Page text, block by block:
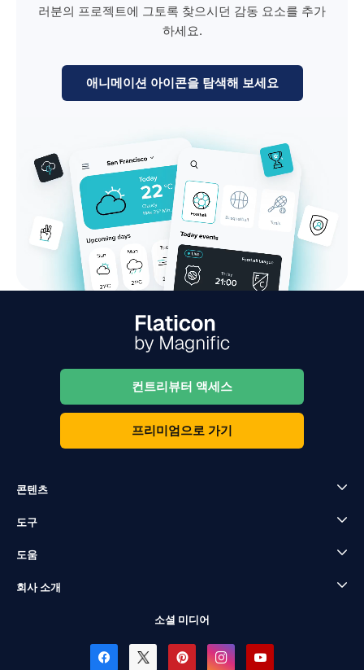
러분의 프로젝트에 그토록 찾으시던 감동 요소를 추가
하세요.
애니메이션 아이콘을 탐색해 보세요
컨트리뷰터 액세스
프리미엄으로 가기
콘텐츠
도구
도움
회사 소개
소셜 미디어